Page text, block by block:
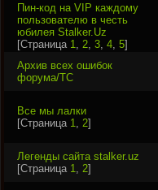
Пин-код на VIP каждому
пользователю в честь
юбилея Stalker.Uz
[Страница 1 2 3 4 5]
Архив всех ошибок
форума/ТС
Все мы лалки
[Страница 1 2]
Легенды сайта stalker.uz
[Страница 1 2]